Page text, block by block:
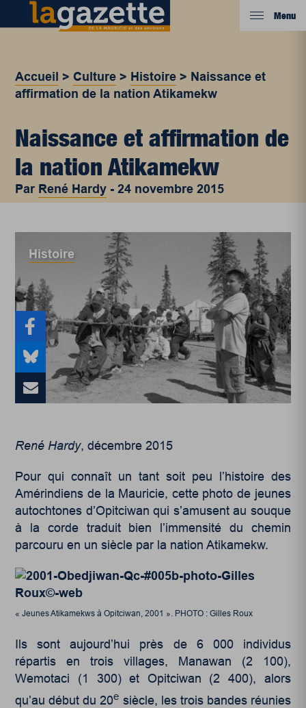
Menu
Accueil > Culture > Histoire > Naissance et
affirmation de la nation Atikamekw
Naissance et affirmation de
la nation Atikamekw
Par René Hardy -24 novembre 2015
Histoire
René Hardy, décembre 2015
Pour qui connaît un tant soit peu l’histoire des
Amérindiens de la Mauricie, cette photo de jeunes
autochtones d’Opitciwan qui s’amusent au souque
à la corde traduit bien l’immensité du chemin
parcouru en un siècle par la nation Atikamekw.
« Jeunes Atikamekws à Opitciwan, 2001 ». PHOTO : Gilles Roux
Ils sont aujourd’hui près de 6 000 individus
répartis en trois villages, Manawan (2 100),
Wemotaci (1 300) et Opitciwan (2 400), alors
qu’au début du 20e siècle, les trois bandes réunies